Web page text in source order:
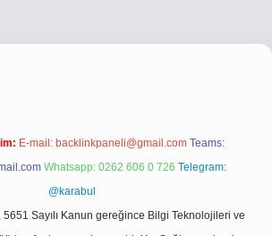
hiltonbet yeni giriş
E-mail: backlinkpaneli@gmail.com Teams:
Whatsapp: 0262 606 0 726 Telegram:
@karabul
5651 Sayılı Kanun gereğince Bilgi Teknolojileri ve